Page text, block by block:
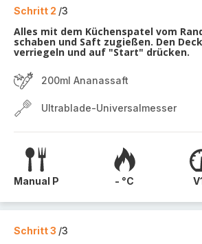
Schritt 2 /3
Alles mit dem Küchenspatel vom
schaben und Saft zugießen. Den
verriegeln und auf "Start" drücken.
200ml Ananassaft
Ultrablade-Universalmesser
Manual P - °C
Schritt 3 /3